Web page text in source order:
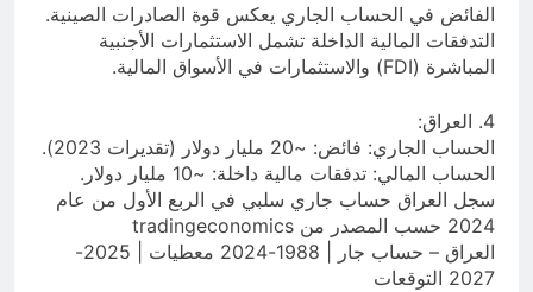
الفائض في الحساب الجاري يعكس قوة الصادرات الصينية.
التدفقات المالية الداخلة تشمل الاستثمارات الأجنبية
المباشرة (FDI) والاستثمارات في الأسواق المالية.
4. العراق:
الحساب الجاري: فائض: ~20 مليار دولار (تقديرات 2023).
الحساب المالي: تدفقات مالية داخلة: ~10 مليار دولار.
سجل العراق حساب جاري سلبي في الربع الأول من عام
2024 حسب المصدر من tradingeconomics
العراق – حساب جار | 1988-2024 معطيات | 2025-
2027 التوقعات